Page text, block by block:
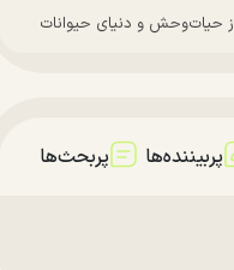
حیات‌وحش و دنیای حیوانات
پربیننده‌ها پربحث‌ها